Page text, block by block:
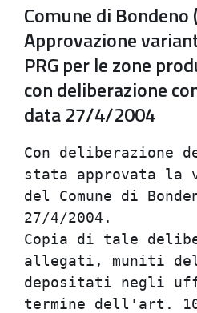
Comune di Bondeno
Approvazione
PRG per le zone
con deliberazione
data 27/4/2004
Con deliberazione
stata approvata la
del Comune di
27/4/2004.
Copia di tale
allegati, muniti
depositati negli
termine dell'art. 10